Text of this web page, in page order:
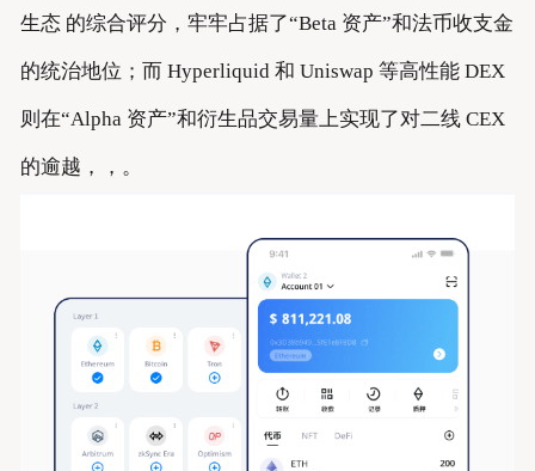
生态 的综合评分，牢牢占据了“Beta 资产”和法币收支金
的统治地位；而 Hyperliquid 和 Uniswap 等高性能 DEX
则在“Alpha 资产”和衍生品交易量上实现了对二线 CEX
的逾越，，。